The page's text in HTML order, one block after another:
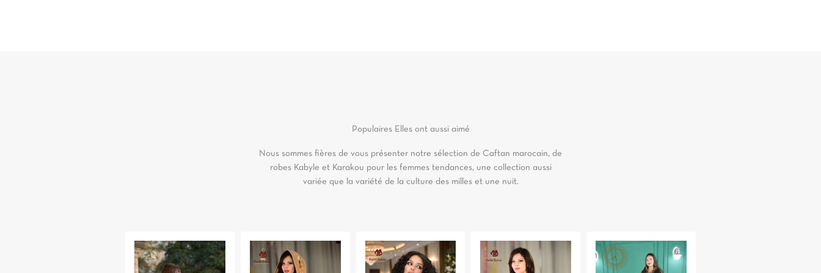
Populaires Elles ont aussi aimé
Nous sommes fières de vous présenter notre sélection de Caftan marocain, de
robes Kabyle et Karakou pour les femmes tendances, une collection aussi
variée que la variété de la culture des milles et une nuit.